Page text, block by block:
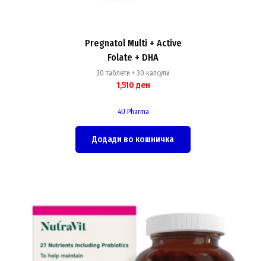
Pregnatol Multi + Active
Folate + DHA
30 таблети + 30 капсули
1,510 ден
4U Pharma
Додади во кошничка